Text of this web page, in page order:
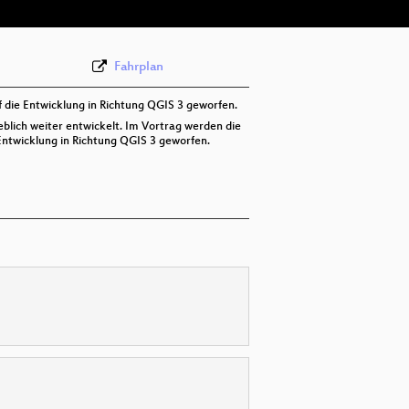
Fahrplan
Entwicklung in Richtung QGIS 3 geworfen.
weiter entwickelt. Im Vortrag werden die
in Richtung QGIS 3 geworfen.